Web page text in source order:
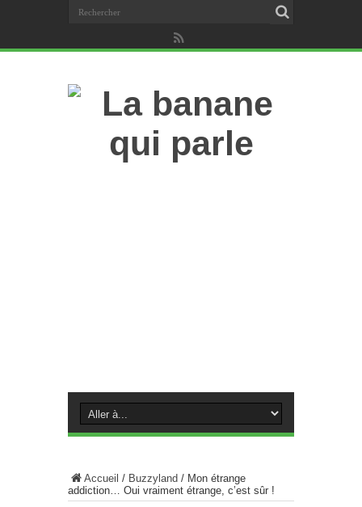
Accueil / Buzzyland / Mon étrange
addiction… Oui vraiment étrange, c’est sûr !